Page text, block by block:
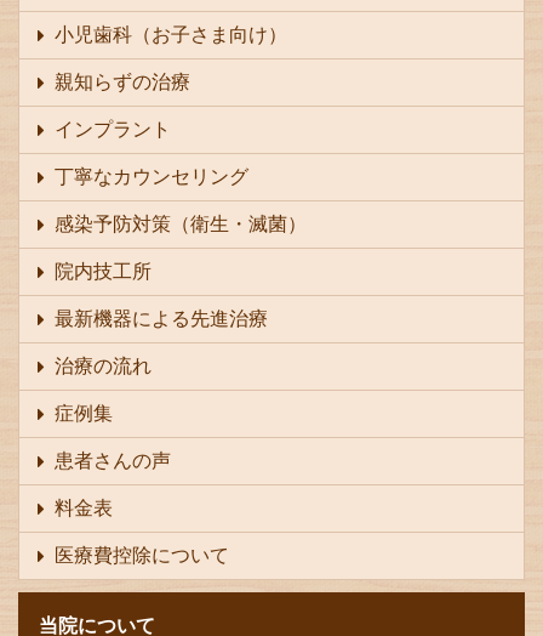
小児歯科（お子さま向け）
親知らずの治療
インプラント
丁寧なカウンセリング
感染予防対策（衛生・滅菌）
院内技工所
最新機器による先進治療
治療の流れ
症例集
患者さんの声
料金表
医療費控除について
当院について